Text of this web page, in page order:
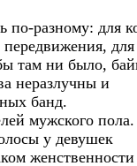
по-разному: для
передвижения, для
там ни было,
неразлучны и
банд.
мужского пола.
у девушек